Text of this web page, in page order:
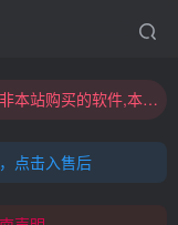
大家注意辨别盗版以免购买到（盗版）非本站购买的软件,本站概不负责!
大家注意辨别盗版以免购买到（盗版）非本站购买的软件,本站概不负责!
点击入售后
点击入售后